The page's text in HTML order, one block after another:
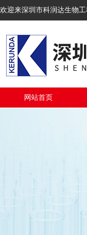
欢迎来深圳市科润达生物
网站首页